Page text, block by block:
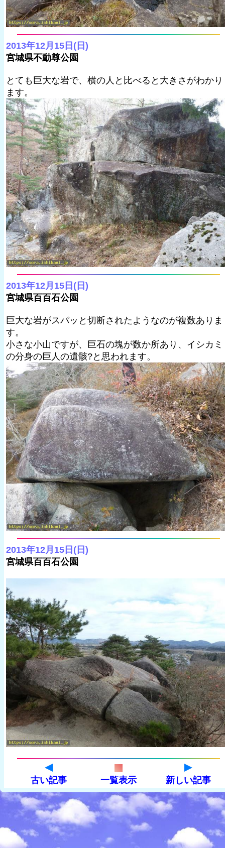
2013年12月15日(日)
宮城県不動尊公園
とても巨大な岩で、横の人と比べると大きさがわかり
ます。
2013年12月15日(日)
宮城県百百石公園
巨大な岩がスパッと切断されたようなのが複数ありま
す。
小さな小山ですが、巨石の塊が数か所あり、イシカミ
の分身の巨人の遺骸?と思われます。
2013年12月15日(日)
宮城県百百石公園
古い記事 一覧表示 新しい記事